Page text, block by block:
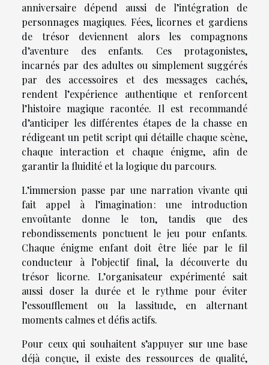
anniversaire dépend aussi de l’intégration de
personnages magiques. Fées, licornes et gardiens
de trésor deviennent alors les compagnons
d’aventure des enfants. Ces protagonistes,
incarnés par des adultes ou simplement suggérés
par des accessoires et des messages cachés,
rendent l’expérience authentique et renforcent
l’histoire magique racontée. Il est recommandé
d’anticiper les différentes étapes de la chasse en
rédigeant un petit script qui détaille chaque scène,
chaque interaction et chaque énigme, afin de
garantir la fluidité et la logique du parcours.
L’immersion passe par une narration vivante qui
fait appel à l’imagination : une introduction
envoûtante donne le ton, tandis que des
rebondissements ponctuent le jeu pour enfants.
Chaque énigme enfant doit être liée par le fil
conducteur à l’objectif final, la découverte du
trésor licorne. L’organisateur expérimenté sait
aussi doser la durée et le rythme pour éviter
l’essoufflement ou la lassitude, en alternant
moments calmes et défis actifs.
Pour ceux qui souhaitent s’appuyer sur une base
déjà conçue, il existe des ressources de qualité,